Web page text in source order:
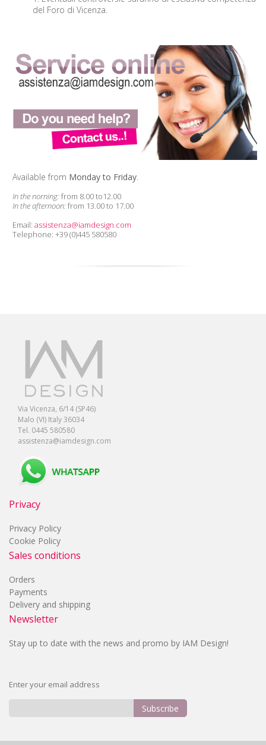
del Foro di Vicenza.
Available from Monday to Friday
In the norning:from 8.00 to12.00
In the afternoon:from 13.00 to 17.00
Email: assistenza@iamdesign.com
Telephone: +39 (0)445 580580
Via Vicenza, 6/14 (SP46)
Malo (VI) Italy 36034
Tel. 0445 580580
assistenza@iamdesign.com
Privacy
Privacy Policy
Cookie Policy
Sales conditions
Orders
Payments
Delivery and shipping
Newsletter
Stay up to date with the news and promo by IAM Design!
Enter your email address
Subscribe